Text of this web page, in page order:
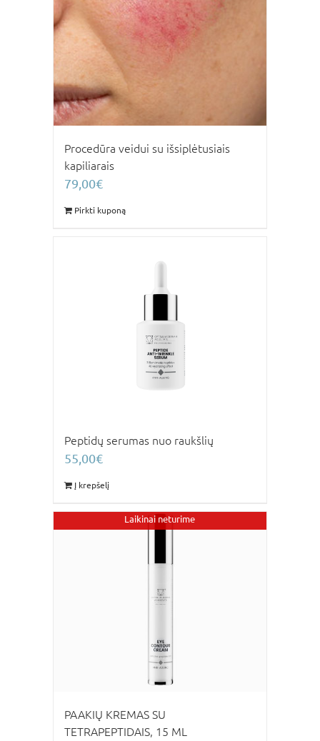
Procedūra veidui su išsiplėtusiais
kapiliarais
79,00€
Pirkti kuponą
Peptidų serumas nuo raukšlių
55,00€
Į krepšelį
Laikinai neturime
PAAKIŲ KREMAS SU
TETRAPEPTIDAIS, 15 ML